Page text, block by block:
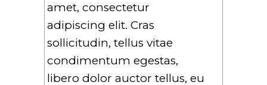
amet, consectetur
adipiscing elit. Cras
sollicitudin, tellus vitae
condimentum egestas,
libero dolor auctor tellus, eu